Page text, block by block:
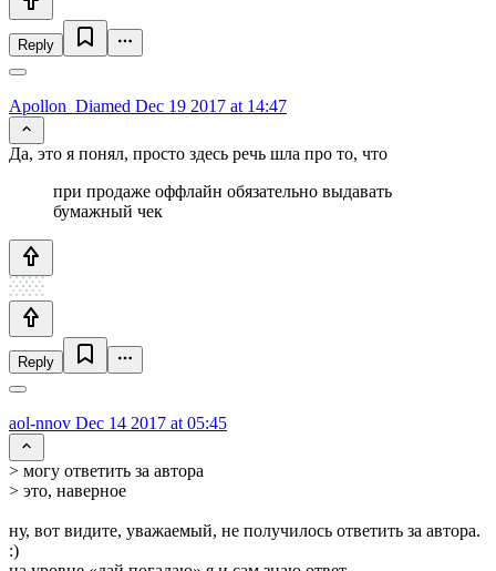
Reply
Apollon_Diamed Dec 19 2017 at 14:47
Да, это я понял, просто здесь речь шла про то, что
при продаже оффлайн обязательно выдавать
бумажный чек
Reply
aol-nnov Dec 14 2017 at 05:45
> могу ответить за автора
> это, наверное
ну, вот видите, уважаемый, не получилось ответить за автора.
:)